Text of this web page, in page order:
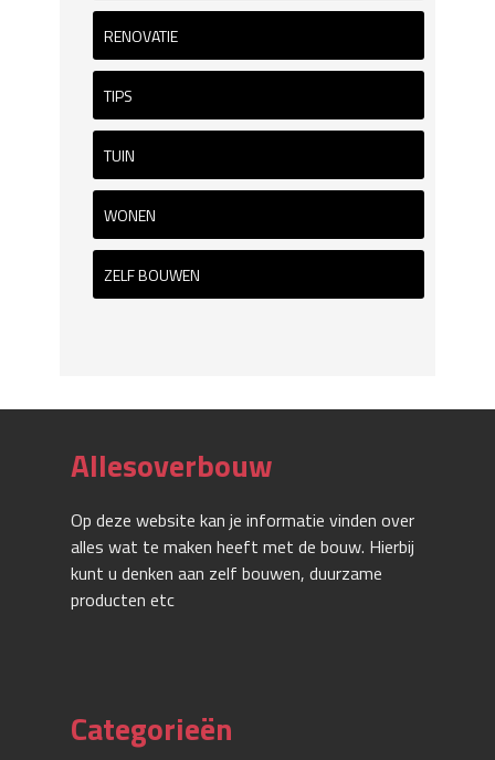
RENOVATIE
TIPS
TUIN
WONEN
ZELF BOUWEN
Allesoverbouw
Op deze website kan je informatie vinden over
alles wat te maken heeft met de bouw. Hierbij
kunt u denken aan zelf bouwen, duurzame
producten etc
Categorieën